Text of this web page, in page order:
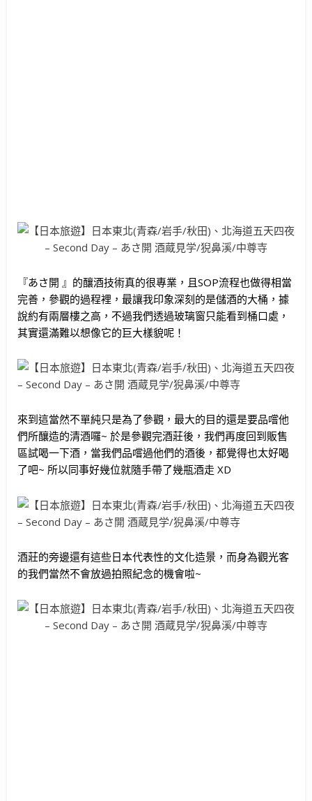
『あさ開 』的釀酒技術真的很專業，且SOP流程也做得相當
完善，參觀的過程裡，最讓我印象深刻的是儲酒的大桶，據
說約有兩層樓之高，不過我們透過玻璃窗只能看到桶口處，
其實還滿難以想像它的巨大樣貌呢！
來到這當然不單純只是為了參觀，最大的目的還是要品嚐他
們所釀造的清酒囉~ 於是參觀完酒莊後，我們再度回到販售
區試喝一下酒，當我們品嚐過他們的酒後，都覺得也太好喝
了吧~ 所以同事好幾位就隨手帶了幾瓶酒走 XD
酒莊的旁邊還有這些日本代表性的文化造景，而身為觀光客
的我們當然不會放過拍照紀念的機會啦~